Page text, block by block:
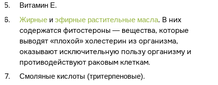
Витамин Е.
Жирные и эфирные растительные масла. В них
содержатся фитостероны — вещества, которые
выводят «плохой» холестерин из организма,
оказывают исключительную пользу организму и
противодействуют раковым клеткам.
Смоляные кислоты (тритерпеновые).